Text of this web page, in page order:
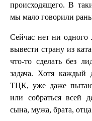
происходящего. В
мы мало говорили
Сейчас нет ни
вывести страну из
что-то сделать без
задача. Хотя
ТЦК, уже даже
или собраться всей
сына, мужа, брата,